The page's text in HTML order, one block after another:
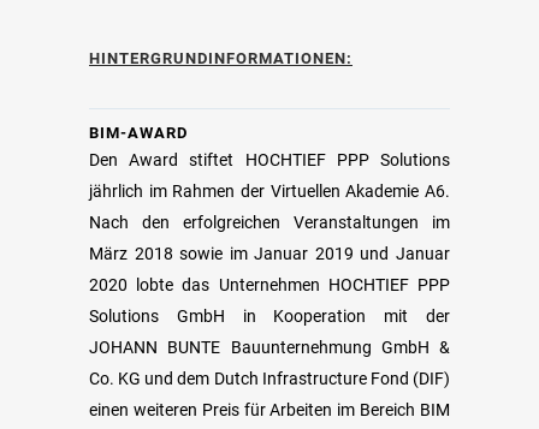
HINTERGRUNDINFORMATIONEN:
BIM-AWARD
Den Award stiftet HOCHTIEF PPP Solutions
jährlich im Rahmen der Virtuellen Akademie A6.
Nach den erfolgreichen Veranstaltungen im
März 2018 sowie im Januar 2019 und Januar
2020 lobte das Unternehmen HOCHTIEF PPP
Solutions GmbH in Kooperation mit der
JOHANN BUNTE Bauunternehmung GmbH &
Co. KG und dem Dutch Infrastructure Fond (DIF)
einen weiteren Preis für Arbeiten im Bereich BIM